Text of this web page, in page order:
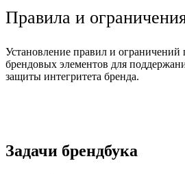
Правила и
Установление правил и
брендовых элементов для
защиты интегритета бренда.
Задачи брендбука